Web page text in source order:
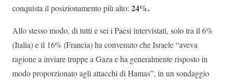
conquista il posizionamento più alto: 24%.
Allo stesso modo, di tutti e sei i Paesi intervistati, solo tra il 6%
(Italia) e il 16% (Francia) ha convenuto che Israele “aveva
ragione a inviare truppe a Gaza e ha generalmente risposto in
modo proporzionato agli attacchi di Hamas”, in un sondaggio